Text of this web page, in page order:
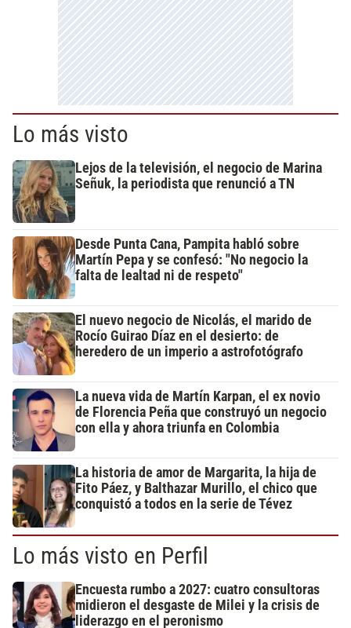
Lo más visto
Lejos de la televisión, el negocio de Marina
Señuk, la periodista que renunció a TN
Desde Punta Cana, Pampita habló sobre
Martín Pepa y se confesó: "No negocio la
falta de lealtad ni de respeto"
El nuevo negocio de Nicolás, el marido de
Rocío Guirao Díaz en el desierto: de
heredero de un imperio a astrofotógrafo
La nueva vida de Martín Karpan, el ex novio
de Florencia Peña que construyó un negocio
con ella y ahora triunfa en Colombia
La historia de amor de Margarita, la hija de
Fito Páez, y Balthazar Murillo, el chico que
conquistó a todos en la serie de Tévez
Lo más visto en Perfil
Encuesta rumbo a 2027: cuatro consultoras
midieron el desgaste de Milei y la crisis de
liderazgo en el peronismo